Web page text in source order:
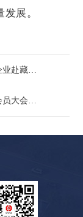
展。
藏调研
届大会